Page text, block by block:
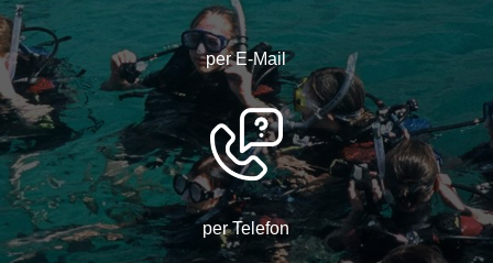
per E-Mail
per Telefon